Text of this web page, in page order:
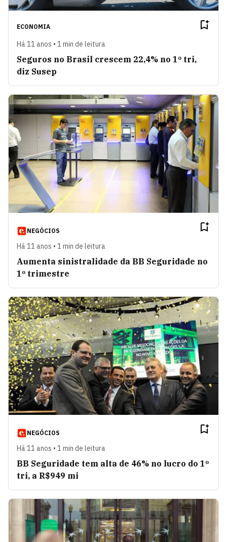
ECONOMIA
Há 11 anos • 1 min de leitura
Seguros no Brasil crescem 22,4% no 1º tri,
diz Susep
NEGÓCIOS
Há 11 anos • 1 min de leitura
Aumenta sinistralidade da BB Seguridade no
1º trimestre
NEGÓCIOS
Há 11 anos • 1 min de leitura
BB Seguridade tem alta de 46% no lucro do 1º
tri, a R$949 mi